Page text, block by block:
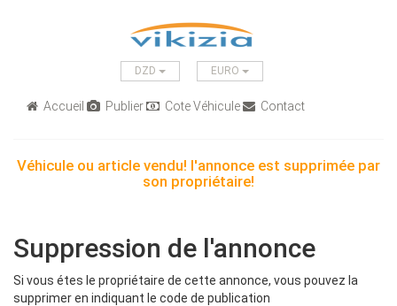
DZD EURO
Accueil Publier Cote Véhicule Contact
Véhicule ou article vendu! l'annonce est supprimée par
son propriétaire!
Suppression de l'annonce
Si vous étes le propriétaire de cette annonce, vous pouvez la
supprimer en indiquant le code de publication